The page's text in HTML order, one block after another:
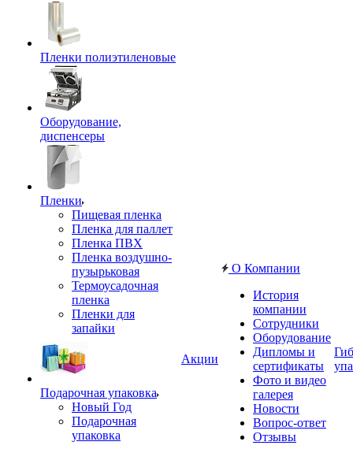
Пленки полиэтиленовые
Оборудование,
диспенсеры
Пленки
Пищевая пленка
Пленка для паллет
Пленка ПВХ
Пленка воздушно-
пузырьковая
Термоусадочная
пленка
Пленки для
запайки
Подарочная упаковка
Новый Год
Подарочная
упаковка
Акции
О Компании
История
компании
Сотрудники
Оборудование
Дипломы и
сертификаты
Фото и видео
галерея
Новости
Вопрос-ответ
Отзывы